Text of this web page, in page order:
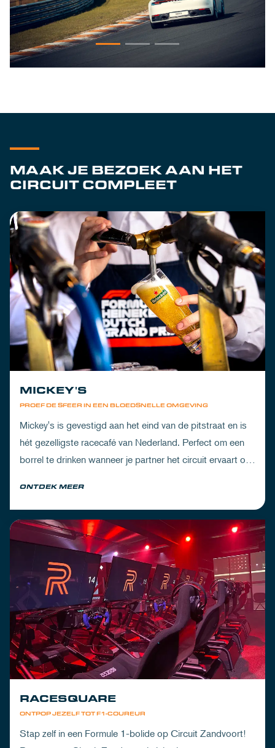
MAAK JE BEZOEK AAN HET
CIRCUIT COMPLEET
PROEF DE SFEER IN EEN BLOEDSNELLE OMGEVING
MICKEY'S
Mickey's is gevestigd aan het eind van de pitstraat en is
hét gezelligste racecafé van Nederland. Perfect om een
borrel te drinken wanneer je partner het circuit ervaart of
ONTDEK MEER
ONTPOP JEZELF TOT F1-COUREUR
RACESQUARE
Stap zelf in een Formule 1-bolide op Circuit Zandvoort!